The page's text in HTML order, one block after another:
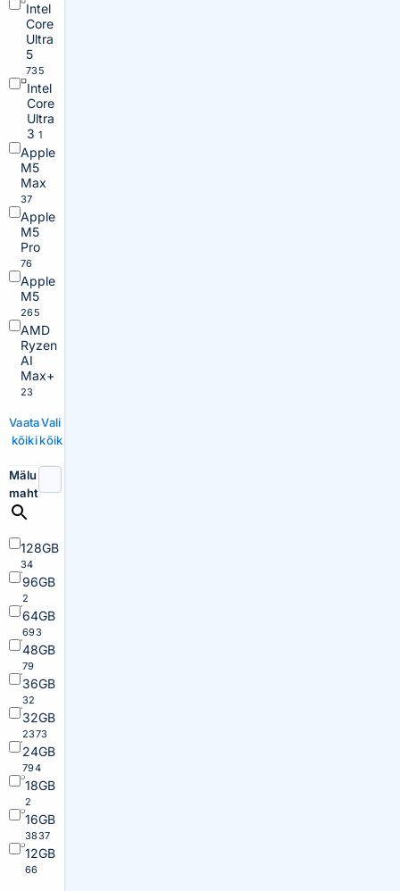
Intel
Core
Ultra
5
735
Intel
Core
Ultra
3 1
Apple
M5
Max
37
Apple
M5
Pro
76
Apple
M5
265
AMD
Ryzen
AI
Max+
23
Vaata
kõiki
Vali
kõik
Mälu
maht
128GB
34
96GB
2
64GB
693
48GB
79
36GB
32
32GB
2373
24GB
794
18GB
2
16GB
3837
12GB
66